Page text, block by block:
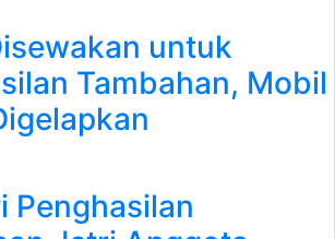
untuk
Tambahan, Mobil
Penghasilan